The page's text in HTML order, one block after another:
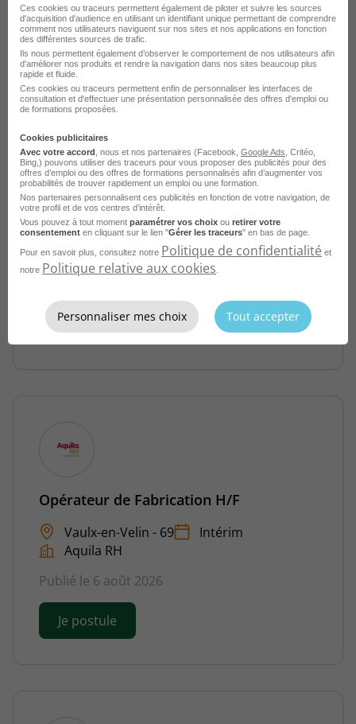
Je postule
Câbleur Industrielle H/F
Vaulx-en-Velin - 69
Intérim
Aprojob Lyon
Je postule
Opérateur de Fabrication H/F
Vaulx-en-Velin - 69
Intérim
Aquila RH
Publié le 6 août 2026
Je postule
Ces cookies ou traceurs permettent également de piloter et suivre les sources
d'acquisition d'audience en utilisant un identifiant unique permettant de comprendre
comment nos utilisateurs naviguent sur nos sites et nos applications en fonction
des différentes sources de trafic.
Ils nous permettent également d’observer le comportement de nos utilisateurs afin
d'améliorer nos produits et rendre la navigation dans nos sites beaucoup plus
rapide et fluide.
Ces cookies ou traceurs permettent enfin de personnaliser les interfaces de
consultation et d'effectuer une présentation personnalisée des offres d'emploi ou
de formations proposées.
Cookies publicitaires
Avec votre accord , nous et nos partenaires (Facebook, Google Ads , Critéo,
Bing,) pouvons utiliser des traceurs pour vous proposer des publicités pour des
offres d’emploi ou des offres de formations personnalisés afin d’augmenter vos
probabilités de trouver rapidement un emploi ou une formation.
Nos partenaires personnalisent ces publicités en fonction de votre navigation, de
votre profil et de vos centres d’intérêt.
Vous pouvez à tout moment paramétrer vos choix ou retirer votre
consentement en cliquant sur le lien "Gérer les traceurs" en bas de page.
Pour en savoir plus, consultez notre Politique de confidentialité et
notre Politique relative aux cookies
Personnaliser mes choix Tout accepter